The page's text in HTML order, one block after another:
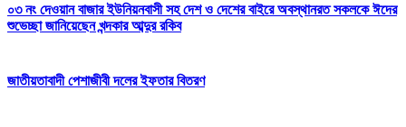
০৩ নং দেওয়ান বাজার ইউনিয়নবাসী সহ দেশ ও দেশের বাইরে অবস্থানরত সকলকে ঈদের
শুভেচ্ছা জানিয়েছেন খন্দকার আব্দুর রকিব
জাতীয়তাবাদী পেশাজীবী দলের ইফতার বিতরণ